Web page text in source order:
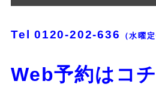
Tel0120-202-636 （水曜定
Web予約はコチ